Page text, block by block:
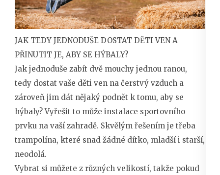
JAK TEDY JEDNODUŠE DOSTAT DĚTI VEN A
PŘINUTIT JE, ABY SE HÝBALY?
Jak jednoduše zabít dvě mouchy jednou ranou,
tedy dostat vaše děti ven na čerstvý vzduch a
zároveň jim dát nějaký podnět k tomu, aby se
hýbaly? Vyřešit to může instalace sportovního
prvku na vaší zahradě. Skvělým řešením je třeba
trampolína, které snad žádné dítko, mladší i starší,
neodolá.
Vybrat si můžete z různých velikostí, takže pokud